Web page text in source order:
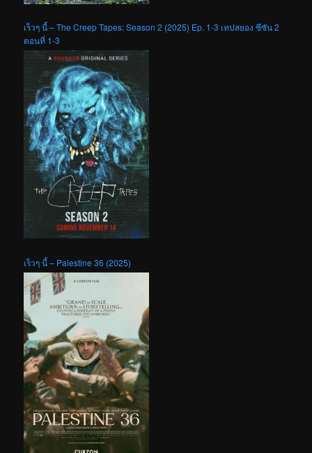
เร็วๆ นี้ – The Creep Tapes: Season 2 (2025) Ep. 1-3 เทปสยอง ซีซัน 2
ตอนที่ 1-3
เร็วๆ นี้ – Palestine 36 (2025)